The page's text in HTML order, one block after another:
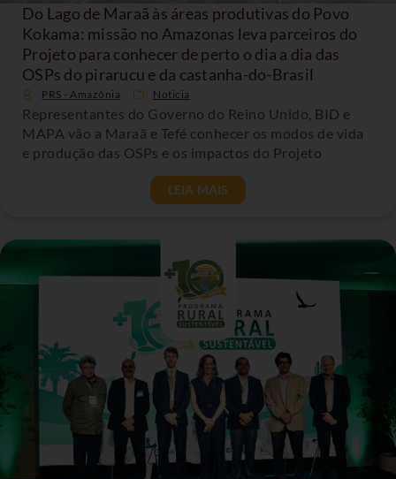
Do Lago de Maraã às áreas produtivas do Povo
Kokama: missão no Amazonas leva parceiros do
Projeto para conhecer de perto o dia a dia das
OSPs do pirarucu e da castanha-do-Brasil
PRS - Amazônia Noticia
Representantes do Governo do Reino Unido, BID e
MAPA vão a Maraã e Tefé conhecer os modos de vida
e produção das OSPs e os impactos do Projeto
LEIA MAIS